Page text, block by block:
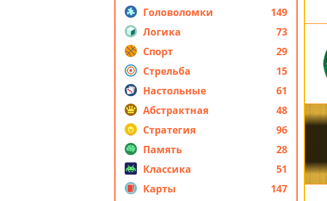
Головоломки
149
Логика
73
Спорт
29
Стрельба
15
Настольные
61
Абстрактная
стратегия
48
Стратегия
96
Память
28
Классика
51
Карты
147